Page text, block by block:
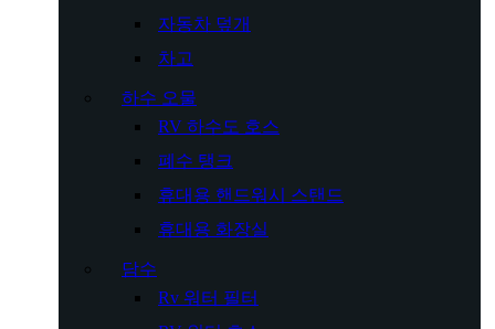
자동차 덮개
차고
하수 오물
RV 하수도 호스
폐수 탱크
휴대용 핸드워시 스탠드
휴대용 화장실
담수
Rv 워터 필터